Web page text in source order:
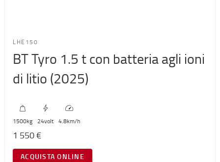
LHE150
BT Tyro 1.5 t con batteria agli ioni
di litio (2025)
1500kg 24volt 4.8km/h
1 550 €
ACQUISTA ONLINE